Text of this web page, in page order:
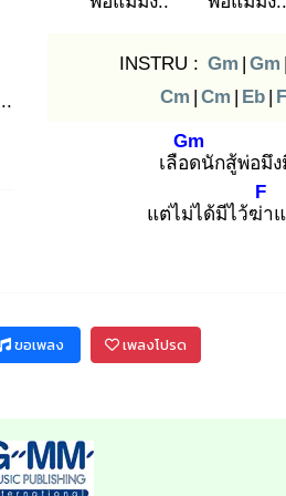
..
INSTRU : Gm | Gm
Cm | Cm | Eb | F
เลือด
Gm
นักสู้พ่อมึง
แต่ไม่ได้มีไว้ฆ่า
F
ขอเพลง เพลงโปรด